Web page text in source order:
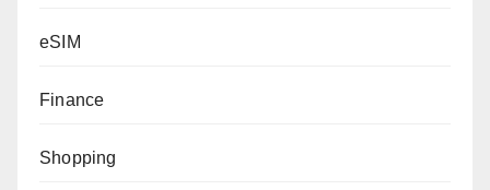
eSIM
Finance
Shopping